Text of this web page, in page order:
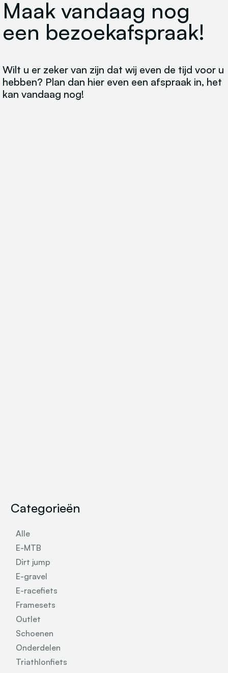
Maak vandaag nog
een bezoekafspraak!
Wilt u er zeker van zijn dat wij even de tijd voor u
hebben? Plan dan hier even een afspraak in, het
kan vandaag nog!
Categorieën
Alle
E-MTB
Dirt jump
E-gravel
E-racefiets
Framesets
Outlet
Schoenen
Onderdelen
Triathlonfiets